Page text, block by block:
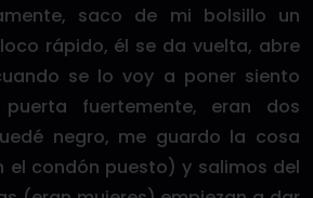
saco de mi bolsillo un
rápido, él se da vuelta, abre
se lo voy a poner siento
fuertemente, eran dos
negro, me guardo la cosa
el condón puesto) y salimos del